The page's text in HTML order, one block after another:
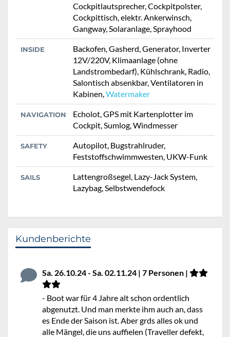
Cockpitlautsprecher, Cockpitpolster,
Cockpittisch, elektr. Ankerwinsch,
Gangway, Solaranlage, Sprayhood
INSIDE
Backofen, Gasherd, Generator, Inverter
12V/220V, Klimaanlage (ohne
Landstrombedarf), Kühlschrank, Radio,
Salontisch absenkbar, Ventilatoren in
Kabinen, Watermaker
NAVIGATION
Echolot, GPS mit Kartenplotter im
Cockpit, Sumlog, Windmesser
SAFETY
Autopilot, Bugstrahlruder,
Feststoffschwimmwesten, UKW-Funk
SAILS
Lattengroßsegel, Lazy-Jack System,
Lazybag, Selbstwendefock
Kundenberichte
Sa. 26.10.24 - Sa. 02.11.24 | 7 Personen |
- Boot war für 4 Jahre alt schon ordentlich
abgenutzt. Und man merkte ihm auch an, dass
es Ende der Saison ist. Aber grds alles ok und
alle Mängel, die uns auffielen (Traveller defekt,